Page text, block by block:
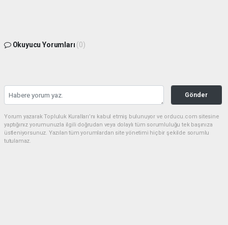
Okuyucu Yorumları (0)
Gönder
Yorum yazarak Topluluk Kuralları’nı kabul etmiş bulunuyor ve orducu.com sitesine
yaptığınız yorumunuzla ilgili doğrudan veya dolaylı tüm sorumluluğu tek başınıza
üstleniyorsunuz. Yazılan tüm yorumlardan site yönetimi hiçbir şekilde sorumlu
tutulamaz.